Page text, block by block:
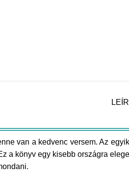
van a kedvenc versem. Az
a könyv egy kisebb országra